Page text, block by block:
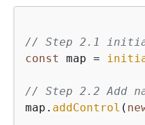
// Step 2.1
const
map =
// Step 2.2 Add
map. addControl (